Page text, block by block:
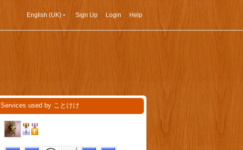
English (UK) Sign Up Login Help
Services used by ことけけ